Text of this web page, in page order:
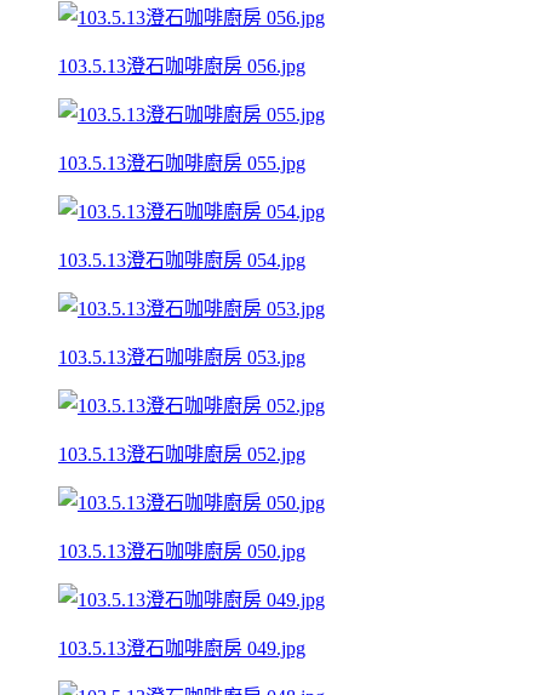
103.5.13澄石咖啡廚房 056.jpg
103.5.13澄石咖啡廚房 055.jpg
103.5.13澄石咖啡廚房 054.jpg
103.5.13澄石咖啡廚房 053.jpg
103.5.13澄石咖啡廚房 052.jpg
103.5.13澄石咖啡廚房 050.jpg
103.5.13澄石咖啡廚房 049.jpg